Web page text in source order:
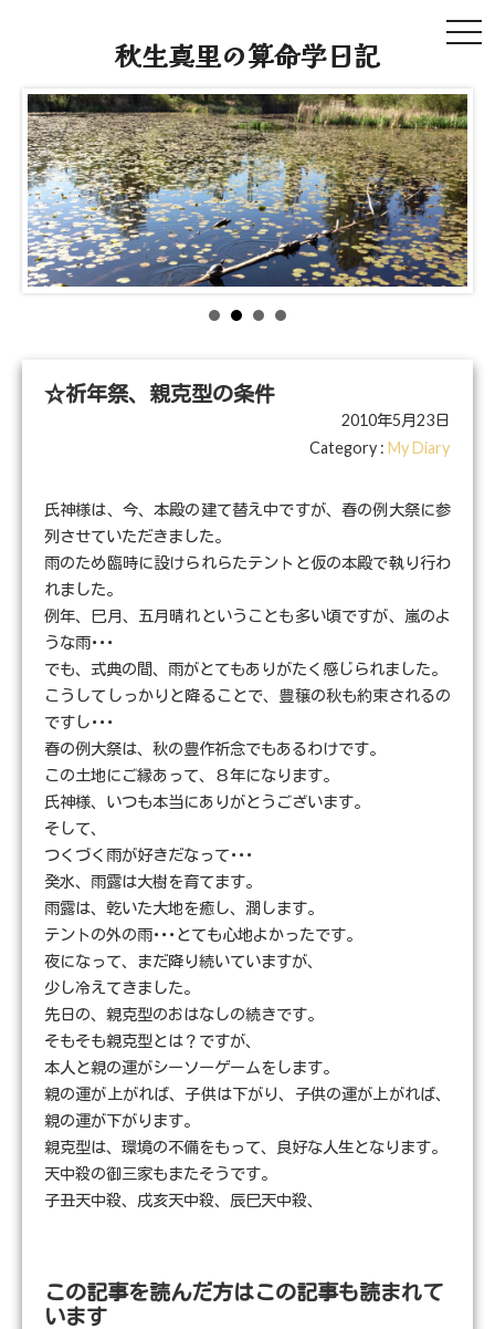
秋生真里の算命学日記
☆祈年祭、親克型の条件
2010年5月23日
Category :My Diary
氏神様は、今、本殿の建て替え中ですが、春の例大祭に参
列させていただきました。
雨のため臨時に設けられらたテントと仮の本殿で執り行わ
れました。
例年、巳月、五月晴れということも多い頃ですが、嵐のよ
うな雨･･･
でも、式典の間、雨がとてもありがたく感じられました。
こうしてしっかりと降ることで、豊穣の秋も約束されるの
ですし･･･
春の例大祭は、秋の豊作祈念でもあるわけです。
この土地にご縁あって、８年になります。
氏神様、いつも本当にありがとうございます。
そして、
つくづく雨が好きだなって･･･
癸水、雨露は大樹を育てます。
雨露は、乾いた大地を癒し、潤します。
テントの外の雨･･･とても心地よかったです。
夜になって、まだ降り続いていますが、
少し冷えてきました。
先日の、親克型のおはなしの続きです。
そもそも親克型とは？ですが、
本人と親の運がシーソーゲームをします。
親の運が上がれば、子供は下がり、子供の運が上がれば、
親の運が下がります。
親克型は、環境の不備をもって、良好な人生となります。
天中殺の御三家もまたそうです。
子丑天中殺、戌亥天中殺、辰巳天中殺、
この記事を読んだ方はこの記事も読まれて
います